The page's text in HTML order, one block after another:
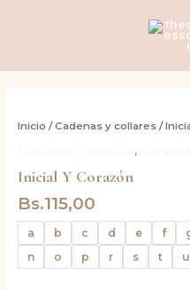
Inicio /Cadenas y collares/
,
Inicial Y Corazón
Bs.115,00
a b c d e f
n
o p r s t u
Y